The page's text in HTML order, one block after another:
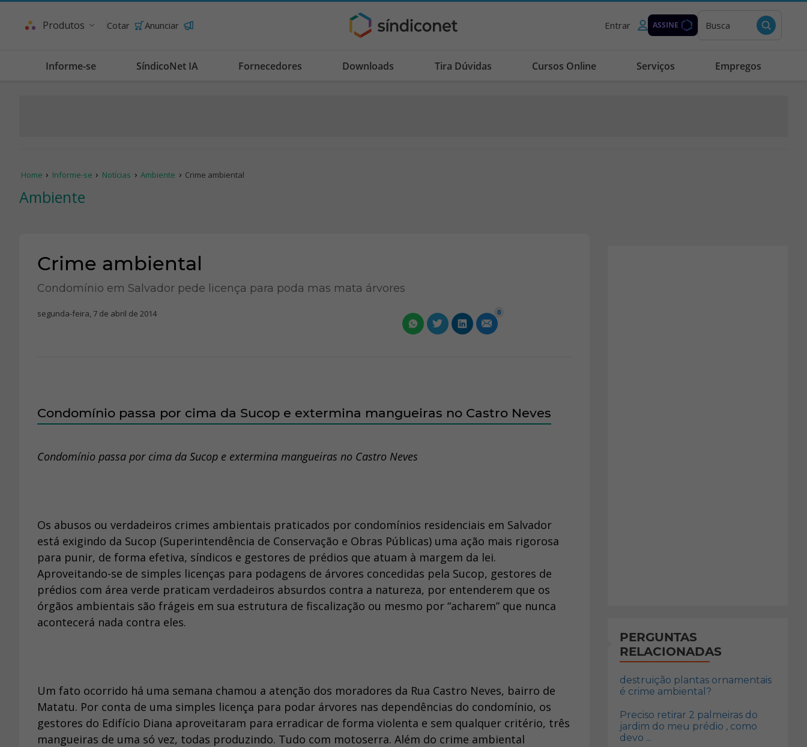
Produtos Cotar Anunciar Entrar ASSINE Busca
Informe-se SíndicoNet IA Fornecedores Downloads Tira Dúvidas Cursos Online Serviços Empregos
Home Informe-se Notícias Ambiente Crime ambiental
Ambiente
Crime ambiental
Condomínio em Salvador pede licença para poda mas mata árvores
segunda-feira, 7 de abril de 2014 0
Condomínio passa por cima da Sucop e extermina mangueiras no Castro Neves
Condomínio passa por cima da Sucop e extermina mangueiras no Castro Neves
Os abusos ou verdadeiros crimes ambientais praticados por condomínios residenciais em Salvador
está exigindo da Sucop (Superintendência de Conservação e Obras Públicas) uma ação mais rigorosa
para punir, de forma efetiva, síndicos e gestores de prédios que atuam à margem da lei.
Aproveitando-se de simples licenças para podagens de árvores concedidas pela Sucop, gestores de
prédios com área verde praticam verdadeiros absurdos contra a natureza, por entenderem que os
órgãos ambientais são frágeis em sua estrutura de fiscalização ou mesmo por “acharem” que nunca
acontecerá nada contra eles.
Um fato ocorrido há uma semana chamou a atenção dos moradores da Rua Castro Neves, bairro de
Matatu. Por conta de uma simples licença para podar árvores nas dependências do condomínio, os
gestores do Edifício Diana aproveitaram para erradicar de forma violenta e sem qualquer critério, três
mangueiras de uma só vez, todas produzindo. Tudo com motoserra. Além do crime ambiental
PERGUNTAS
RELACIONADAS
destruição plantas ornamentais
é crime ambiental?
Preciso retirar 2 palmeiras do
jardim do meu prédio , como
devo ...